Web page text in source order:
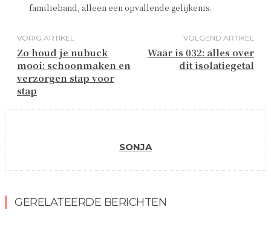
familieband, alleen een opvallende gelijkenis.
VORIG ARTIKEL
Zo houd je nubuck
mooi: schoonmaken en
verzorgen stap voor
stap
VOLGEND ARTIKEL
Waar is 032: alles over
dit isolatiegetal
SONJA
GERELATEERDE BERICHTEN